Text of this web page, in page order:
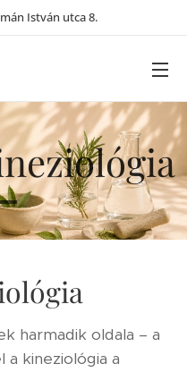
István utca 8.
harmadik oldala – a
a kineziológia a